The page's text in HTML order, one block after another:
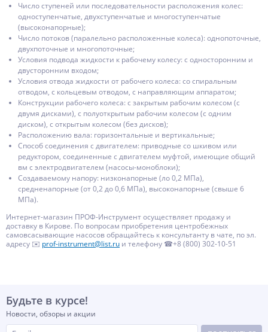
Число стyпеней или последовательности расположения колес:
одноступенчатые, двухступенчатые и многоступенчатые
(высоконапорные);
Число потоков (паралельно расположенные колеса): однопоточные,
двухпоточные и многопоточные;
Условия подвода жидкости к рабочему колесу: с односторонним и
двусторонним входом;
Условия отвода жидкости от рабочего колеса: со спиральным
отводом, с кольцевым отводом, с направляющим аппаратом;
Конструкции рабочего колеса: с закрытым рабочим колесом (с
двумя дисками), с полуоткрытым рабочим колесом (с одним
диском), с открытым колесом (без дисков);
Расположению вала: горизонтальные и вертикальные;
Способ соединения с двигателем: приводные со шкивом или
редуктором, соединенные с двигателем муфтой, имеющие общий
вм с электродвигателем (насосы-моноблоки);
Создаваемому напору: низконапорные (ло 0,2 МПа),
средненапорные (от 0,2 до 0,6 МПа), высоконапорные (свыше 6
МПа).
Интернет-магазин ПРОФ-Инструмент осуществляет продажу и
доставку в Кирове. По вопросам приобретения центробежных
самовсасывающие насосов обращайтесь к консультанту в чате, по эл.
адресу ✉️ prof-instrument@list.ru и телефону ☎+8 (800) 302-10-51
Будьте в курсе!
Новости, обзоры и акции